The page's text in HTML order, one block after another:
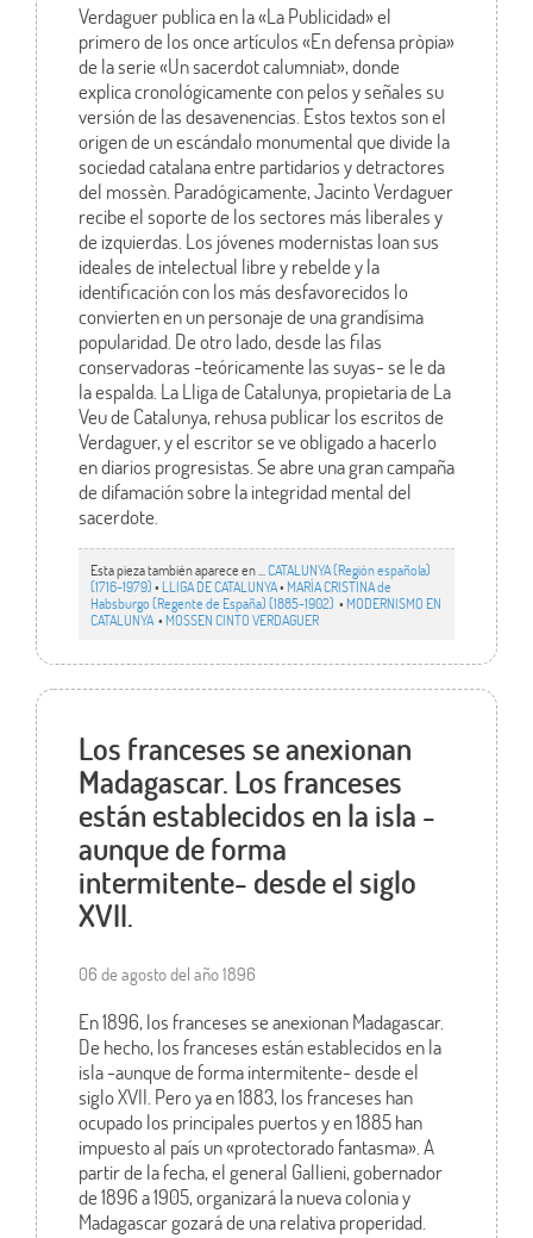
Verdaguer publica en la «La Publicidad» el
primero de los once artículos «En defensa pròpia»
de la serie «Un sacerdot calumniat», donde
explica cronológicamente con pelos y señales su
versión de las desavenencias. Estos textos son el
origen de un escándalo monumental que divide la
sociedad catalana entre partidarios y detractores
del mossèn. Paradógicamente, Jacinto Verdaguer
recibe el soporte de los sectores más liberales y
de izquierdas. Los jóvenes modernistas loan sus
ideales de intelectual libre y rebelde y la
identificación con los más desfavorecidos lo
convierten en un personaje de una grandísima
popularidad. De otro lado, desde las filas
conservadoras -teóricamente las suyas- se le da
la espalda. La Lliga de Catalunya, propietaria de La
Veu de Catalunya, rehusa publicar los escritos de
Verdaguer, y el escritor se ve obligado a hacerlo
en diarios progresistas. Se abre una gran campaña
de difamación sobre la integridad mental del
sacerdote.
Esta pieza también aparece en ... CATALUNYA (Región española)
(1716-1979)• LLIGA DE CATALUNYA• MARÍA CRISTINA de
Habsburgo (Regente de España) (1885-1902) • MODERNISMO EN
CATALUNYA • MOSSEN CINTO VERDAGUER
Los franceses se anexionan
Madagascar. Los franceses
están establecidos en la isla -
aunque de forma
intermitente- desde el siglo
XVII.
06 de agosto del año 1896
En 1896, los franceses se anexionan Madagascar.
De hecho, los franceses están establecidos en la
isla -aunque de forma intermitente- desde el
siglo XVII. Pero ya en 1883, los franceses han
ocupado los principales puertos y en 1885 han
impuesto al país un «protectorado fantasma». A
partir de la fecha, el general Gallieni, gobernador
de 1896 a 1905, organizará la nueva colonia y
Madagascar gozará de una relativa properidad.